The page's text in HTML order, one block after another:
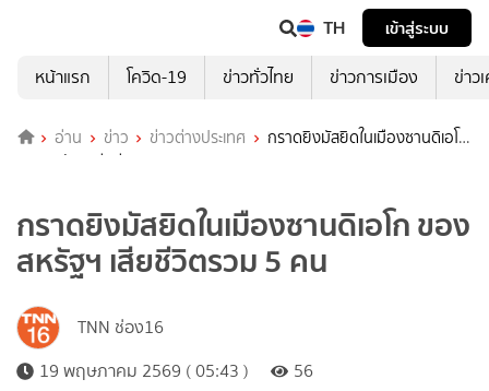
TH
เข้าสู่ระบบ
หน้าแรก
โควิด-19 ข่าวทั่วไทย ข่าวการเมือง ข่าว
อ่าน ข่าว ข่าวต่างประเทศ
กราดยิงมัสยิดในเมืองซานดิเอโก
ของสหรัฐฯ เสียชีวิตรวม 5 คน
กราดยิงมัสยิดในเมืองซานดิเอโก ของ
สหรัฐฯ เสียชีวิตรวม 5 คน
TNN ช่อง16
19 พฤษภาคม 2569 ( 05:43 )
56